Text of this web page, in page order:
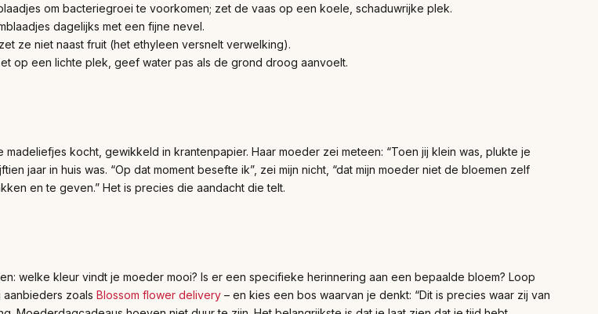
om bacteriegroei te voorkomen; zet de vaas op een koele, schaduwrijke plek.
dagelijks met een fijne nevel.
ze niet naast fruit (het ethyleen versnelt verwelking).
op een lichte plek, geef water pas als de grond droog aanvoelt.
kocht, gewikkeld in krantenpapier. Haar moeder zei meteen: “Toen jij klein was, plukte je
jaar in huis was. “Op dat moment besefte ik”, zei mijn nicht, “dat mijn moeder niet de bloemen zelf
en te geven.” Het is precies die aandacht die telt.
welke kleur vindt je moeder mooi? Is er een specifieke herinnering aan een bepaalde bloem? Loop
zoals Blossom flower delivery – en kies een bos waarvan je denkt: “Dit is precies waar zij van